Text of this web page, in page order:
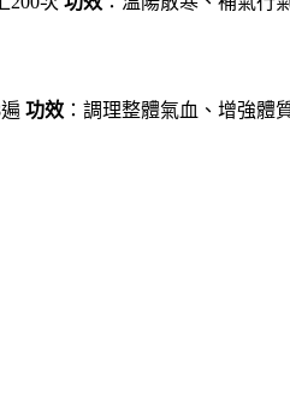
功效 ：調理整體氣血、增強體